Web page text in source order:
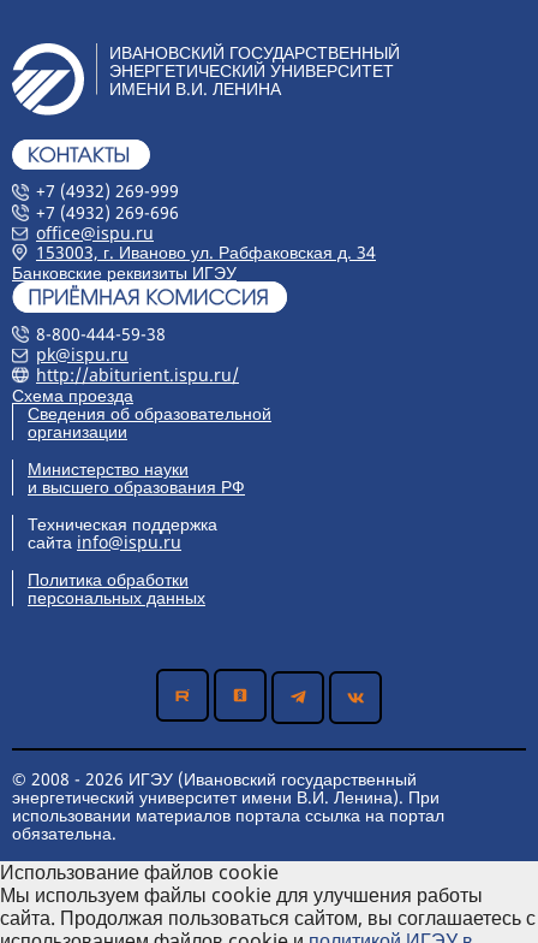
ИВАНОВСКИЙ ГОСУДАРСТВЕННЫЙ
ЭНЕРГЕТИЧЕСКИЙ УНИВЕРСИТЕТ
ИМЕНИ В.И. ЛЕНИНА
+7 (4932) 269-999
+7 (4932) 269-696
office@ispu.ru
153003, г. Иваново ул. Рабфаковская д. 34
Банковские реквизиты ИГЭУ
8-800-444-59-38
pk@ispu.ru
http://abiturient.ispu.ru/
Схема проезда
Сведения об образовательной
организации
Министерство науки
и высшего образования РФ
Техническая поддержка
сайта info@ispu.ru
Политика обработки
персональных данных
© 2008 - 2026 ИГЭУ (Ивановский государственный
энергетический университет имени В.И. Ленина). При
использовании материалов портала ссылка на портал
обязательна.
Использование файлов cookie
Мы используем файлы cookie для улучшения работы
сайта. Продолжая пользоваться сайтом, вы соглашаетесь с